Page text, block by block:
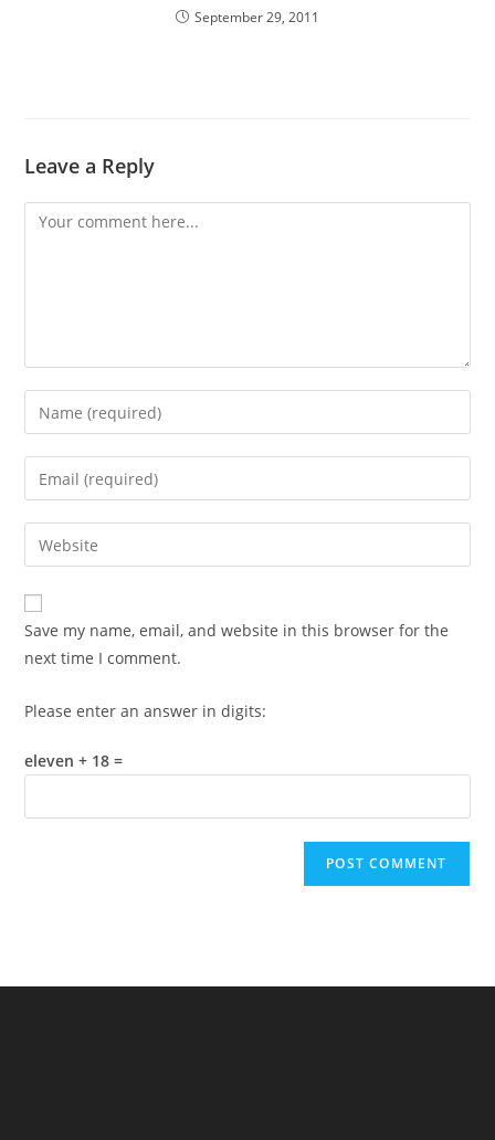
September 29, 2011
Leave a Reply
Comment
Enter
your
name
comment
Enter
your
email
address
comment
Enter
your
website
URL
(optional)
Save my name, email, and website in this browser for the
next time I comment.
Please enter an answer in digits:
eleven + 18 =